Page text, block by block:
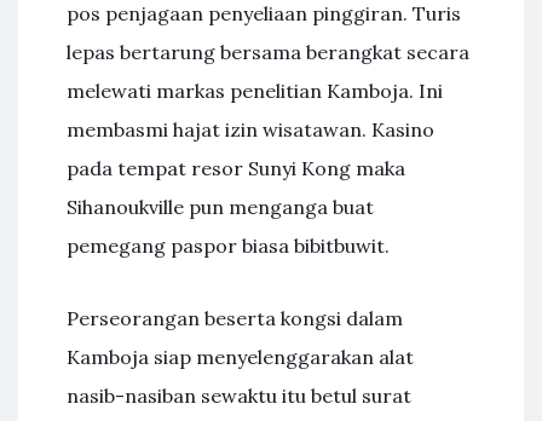
pos penjagaan penyeliaan pinggiran. Turis
lepas bertarung bersama berangkat secara
melewati markas penelitian Kamboja. Ini
membasmi hajat izin wisatawan. Kasino
pada tempat resor Sunyi Kong maka
Sihanoukville pun menganga buat
pemegang paspor biasa bibitbuwit.
Perseorangan beserta kongsi dalam
Kamboja siap menyelenggarakan alat
nasib-nasiban sewaktu itu betul surat